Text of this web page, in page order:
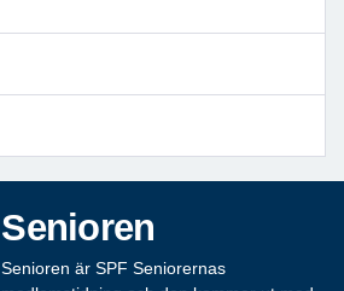
Senioren
Senioren är SPF Seniorernas